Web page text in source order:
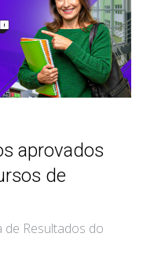
aprovados
de
de Resultados do